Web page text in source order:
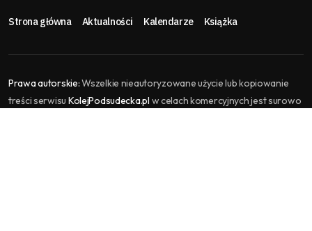
Strona główna Aktualności Kalendarze Książka
Prawa autorskie:Wszelkie nieautoryzowane użycie lub kopiowanie
treści serwisu KolejPodsudecka.pl w celach komercyjnych jest surowo